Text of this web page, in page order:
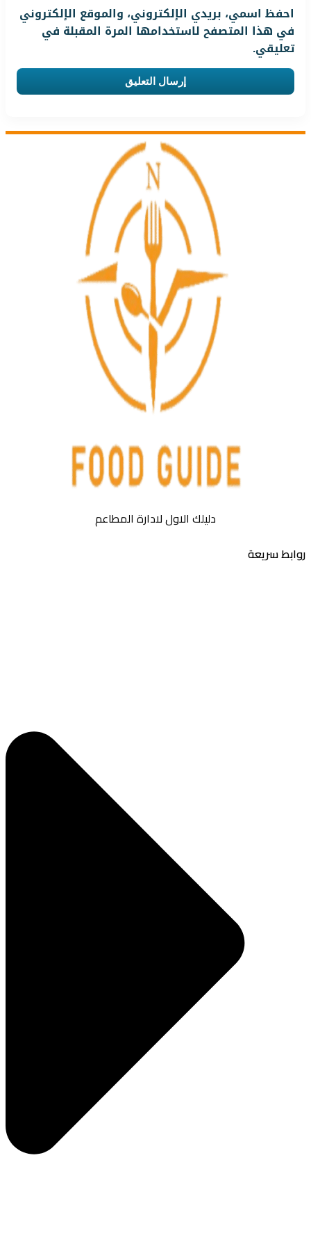
احفظ اسمي، بريدي الإلكتروني، والموقع الإلكتروني
في هذا المتصفح لاستخدامها المرة المقبلة في
تعليقي.
دليلك الاول لادارة المطاعم
سريعة